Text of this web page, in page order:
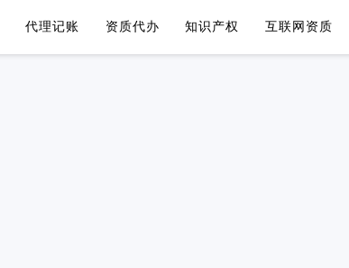
代理记账 资质代办 知识产权 互联网资质